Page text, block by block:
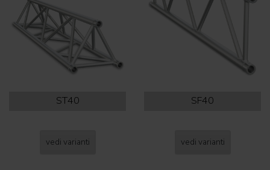
ST40
vedi varianti
SF40
vedi varianti